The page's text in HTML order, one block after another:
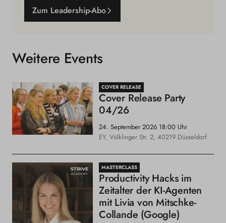
Zum Leadership-Abo
Weitere Events
COVER RELEASE
Cover Release Party
04/26
24. September 2026 18:00 Uhr
EY, Völklinger Str. 2, 40219 Düsseldorf
MASTERCLASS
Productivity Hacks im
Zeitalter der KI-Agenten
mit Livia von Mitschke-
Collande (Google)